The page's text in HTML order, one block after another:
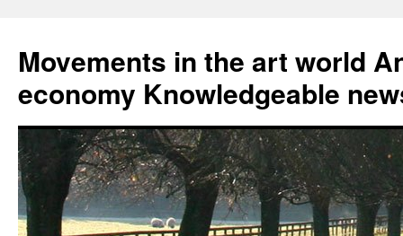
content
Movements in the art world
economy Knowledgeable